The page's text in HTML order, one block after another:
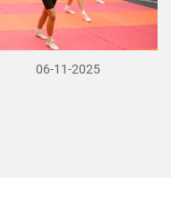
06-11-2025